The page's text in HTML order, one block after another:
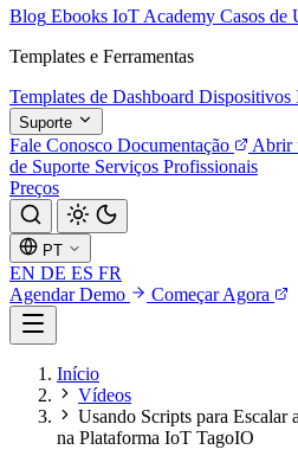
Blog Ebooks IoT Academy Casos de
Templates e Ferramentas
Templates de Dashboard Dispositivos
Suporte
Fale Conosco Documentação Abrir
de Suporte Serviços Profissionais
Preços
PT
EN DE ES FR
Agendar Demo
Começar Agora
Início
Vídeos
Usando Scripts para Escalar
na Plataforma IoT TagoIO